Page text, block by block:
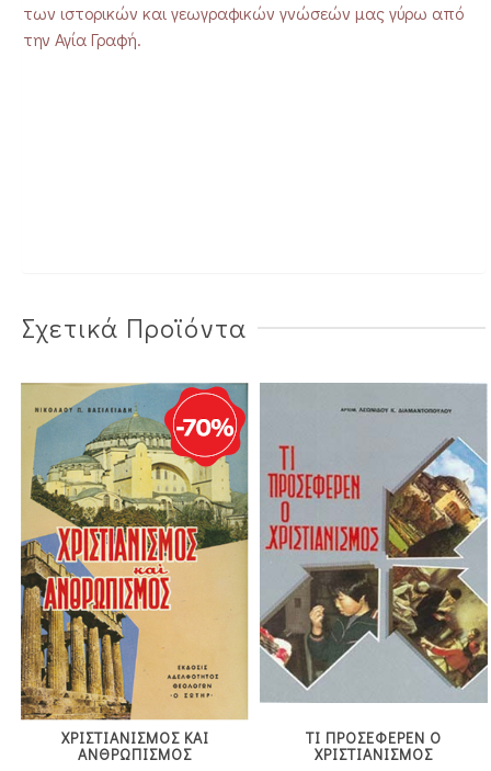
των ιστορικών και γεωγραφικών γνώσεών μας γύρω από
την Αγία Γραφή.
Σχετικά Προϊόντα
ΧΡΙΣΤΙΑΝΙΣΜΟΣ ΚΑΙ
ΑΝΘΡΩΠΙΣΜΟΣ
ΤΙ ΠΡΟΣΕΦΕΡΕΝ Ο
ΧΡΙΣΤΙΑΝΙΣΜΟΣ